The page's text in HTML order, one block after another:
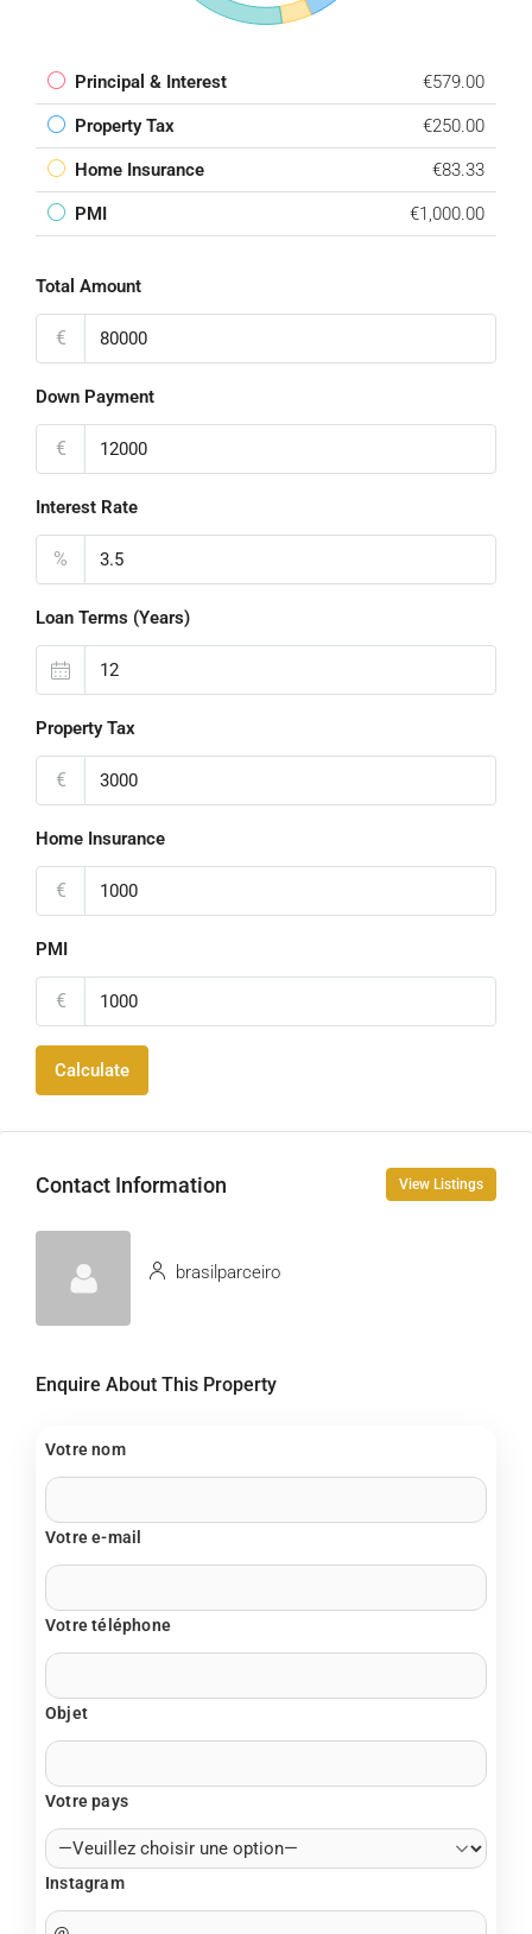
Principal & Interest €579.00
Property Tax €250.00
Home Insurance €83.33
PMI €1,000.00
Total Amount
€
Down Payment
€
Interest Rate
%
Loan Terms (Years)
Property Tax
€
Home Insurance
€
PMI
€
Calculate
Contact Information View Listings
brasilparceiro
Enquire About This Property
Votre nom
Votre e-mail
Votre téléphone
Objet
Votre pays
Instagram